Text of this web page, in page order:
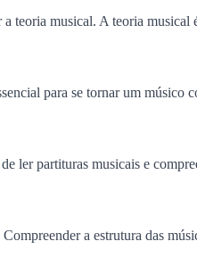
musical. A teoria
para se tornar um
ler partituras musicais e
a estrutura das